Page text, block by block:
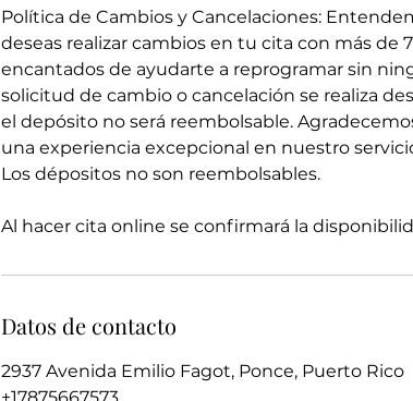
Política de Cambios y Cancelaciones:
deseas realizar cambios en tu cita con más de
encantados de ayudarte a reprogramar sin
solicitud de cambio o cancelación se realiza
el depósito no será reembolsable.
una experiencia excepcional en nuestro
Los dépositos no son reembolsables.
Al hacer cita online se confirmará la
Datos de contacto
2937 Avenida Emilio Fagot, Ponce, Puerto Rico